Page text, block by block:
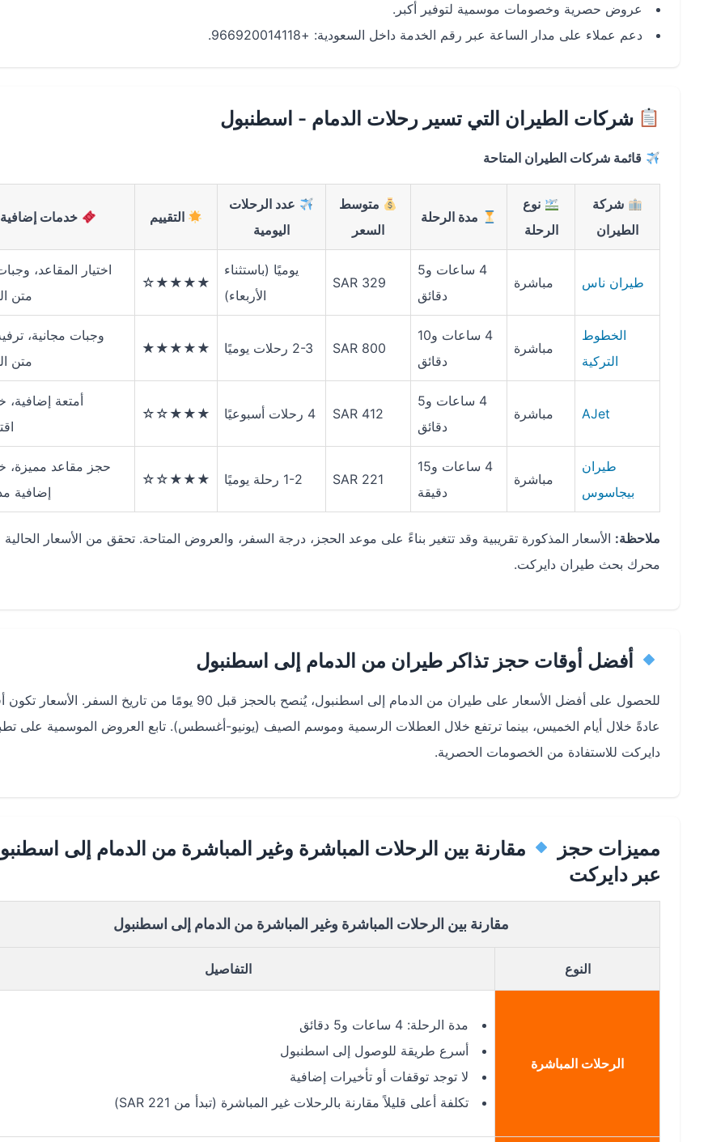
عروض حصرية وخصومات موسمية لتوفير أكبر.
دعم عملاء على مدار الساعة عبر رقم الخدمة داخل السعودية: +966920014118.
شركات الطيران التي تسير رحلات الدمام - اسطنبول
قائمة شركات الطيران المتاحة
شركة
الطيران
نوع
الرحلة
مدة الرحلة
متوسط
السعر
عدد الرحلات
اليومية
التقييم خدمات إضافية
طيران ناس مباشرة
4 ساعات و5
دقائق
SAR 329
يوميًا (باستثناء
الأربعاء)
★★★★☆
اختيار المقاعد،
متن
الخطوط
التركية
مباشرة
4 ساعات و10
دقائق
SAR 800 2-3 رحلات يوميًا ★★★★★
وجبات مجانية،
متن
AJet مباشرة
4 ساعات و5
دقائق
SAR 412 4 رحلات أسبوعيًا ★★★☆☆
أمتعة إضافية،
طيران
بيجاسوس
مباشرة
4 ساعات و15
دقيقة
SAR 221 1-2 رحلة يوميًا ★★★☆☆
حجز مقاعد مميزة،
إضافية
ملاحظة: الأسعار المذكورة تقريبية وقد تتغير بناءً على موعد الحجز، درجة السفر، والعروض المتاحة. تحقق من الأسعار الحالية
محرك بحث طيران دايركت.
أفضل أوقات حجز تذاكر طيران من الدمام إلى اسطنبول
للحصول على أفضل الأسعار على طيران من الدمام إلى اسطنبول، يُنصح بالحجز قبل 90 يومًا من تاريخ السفر.
عادةً خلال أيام الخميس، بينما ترتفع خلال العطلات الرسمية وموسم الصيف (يونيو-أغسطس). تابع العروض الموسمية على
دايركت للاستفادة من الخصومات الحصرية.
مميزات حجز
مقارنة بين الرحلات المباشرة وغير المباشرة من الدمام إلى
عبر دايركت
مقارنة بين الرحلات المباشرة وغير المباشرة من الدمام إلى اسطنبول
النوع التفاصيل
الرحلات المباشرة
مدة الرحلة: 4 ساعات و5 دقائق
أسرع طريقة للوصول إلى اسطنبول
لا توجد توقفات أو تأخيرات إضافية
تكلفة أعلى قليلاً مقارنة بالرحلات غير المباشرة (تبدأ من SAR 221)